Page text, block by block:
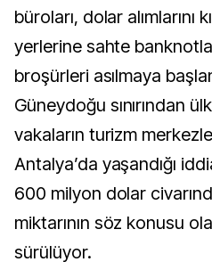
büroları, dolar alımlarını
yerlerine sahte
broşürleri asılmaya
Güneydoğu sınırından
vakaların turizm
Antalya’da yaşandığı
600 milyon dolar
miktarının söz konusu
sürülüyor.